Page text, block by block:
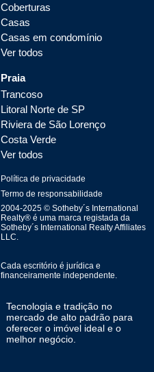
Coberturas
Casas
Casas em condomínio
Ver todos
Praia
Trancoso
Litoral Norte de SP
Riviera de São Lorenço
Costa Verde
Ver todos
Política de privacidade
Termo de responsabilidade
2004-2025 © Sotheby´s International
Realty® é uma marca registada da
Sotheby´s International Realty Affiliates
LLC.
Cada escritório é jurídica e
financeiramente independente.
Tecnologia e tradição no
mercado de alto padrão para
oferecer o imóvel ideal e o
melhor negócio.